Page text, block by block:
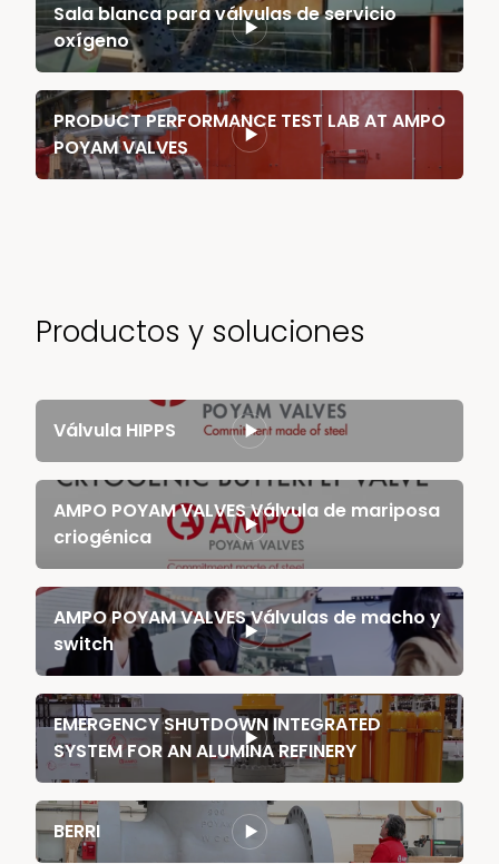
Sala blanca para válvulas de servicio
oxígeno
PRODUCT PERFORMANCE TEST LAB AT AMPO
POYAM VALVES
Productos y soluciones
Válvula HIPPS
AMPO POYAM VALVES Válvula de mariposa
criogénica
AMPO POYAM VALVES Válvulas de macho y
switch
EMERGENCY SHUTDOWN INTEGRATED
SYSTEM FOR AN ALUMINA REFINERY
BERRI